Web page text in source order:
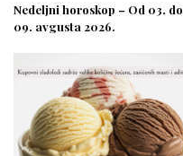
Nedeljni horoskop – Od 03. do
09. avgusta 2026.